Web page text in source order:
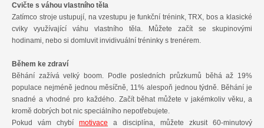
Cvičte s váhou vlastního těla
Zatímco stroje ustupují, na vzestupu je funkční trénink, TRX, bos a klasické
cviky využívající váhu vlastního těla. Můžete začít se skupinovými
hodinami, nebo si domluvit invidivuální tréninky s trenérem.
Během ke zdraví
Běhání zažívá velký boom. Podle posledních průzkumů běhá až 19%
populace nejméně jednou měsíčně, 11% alespoň jednou týdně. Běhání je
snadné a vhodné pro každého. Začít běhat můžete v jakémkoliv věku, a
kromě dobrých bot nic speciálního nepotřebujete.
Pokud vám chybí motivace a disciplína, můžete zkusit 60-minutový